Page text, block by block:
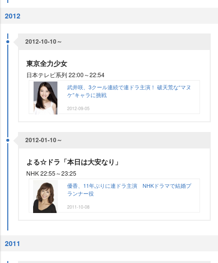
2012
2012-10-10～
東京全力少女
日本テレビ系列 22:00～22:54
武井咲、3クール連続で連ドラ主演！ 破天荒な“マヌ
ケ”キャラに挑戦
2012-09-05
2012-01-10～
よる☆ドラ「本日は大安なり」
NHK 22:55～23:25
優香、11年ぶりに連ドラ主演 NHKドラマで結婚プ
ランナー役
2011-10-08
2011